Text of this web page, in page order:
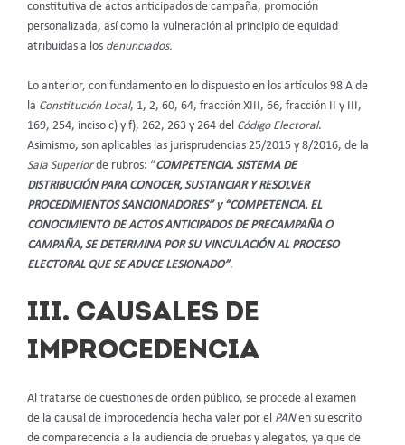
constitutiva de actos anticipados de campaña, promoción
personalizada, así como la vulneración al principio de equidad
atribuidas a los denunciados.
Lo anterior, con fundamento en lo dispuesto en los artículos 98 A de
la Constitución Local, 1, 2, 60, 64, fracción XIII, 66, fracción II y III,
169, 254, inciso c) y f), 262, 263 y 264 del Código Electoral.
Asimismo, son aplicables las jurisprudencias 25/2015 y 8/2016, de la
Sala Superiorde rubros: “COMPETENCIA. SISTEMA DE
DISTRIBUCIÓN PARA CONOCER, SUSTANCIAR Y RESOLVER
PROCEDIMIENTOS SANCIONADORES” y “COMPETENCIA. EL
CONOCIMIENTO DE ACTOS ANTICIPADOS DE PRECAMPAÑA O
CAMPAÑA, SE DETERMINA POR SU VINCULACIÓN AL PROCESO
ELECTORAL QUE SE ADUCE LESIONADO”.
III. CAUSALES DE
IMPROCEDENCIA
Al tratarse de cuestiones de orden público, se procede al examen
de la causal de improcedencia hecha valer por el PANen su escrito
de comparecencia a la audiencia de pruebas y alegatos, ya que de